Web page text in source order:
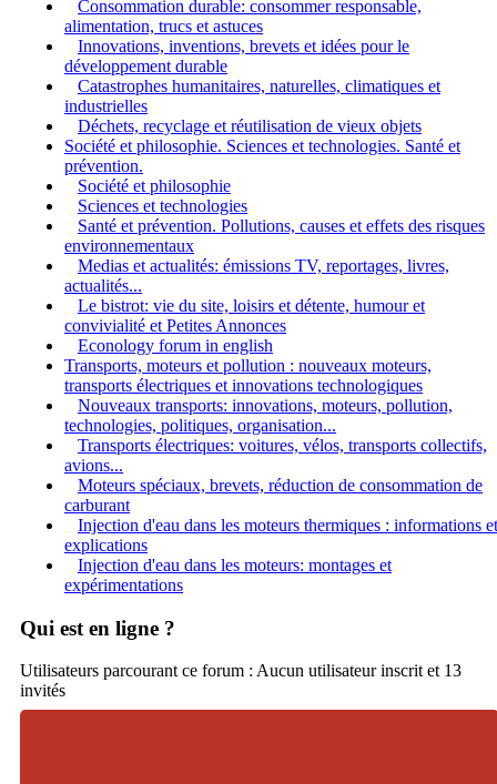
Consommation durable: consommer responsable,
alimentation, trucs et astuces
Innovations, inventions, brevets et idées pour le
développement durable
Catastrophes humanitaires, naturelles, climatiques et
industrielles
Déchets, recyclage et réutilisation de vieux objets
Société et philosophie. Sciences et technologies. Santé et
prévention.
Société et philosophie
Sciences et technologies
Santé et prévention. Pollutions, causes et effets des risques
environnementaux
Medias et actualités: émissions TV, reportages, livres,
actualités...
Le bistrot: vie du site, loisirs et détente, humour et
convivialité et Petites Annonces
Econology forum in english
Transports, moteurs et pollution : nouveaux moteurs,
transports électriques et innovations technologiques
Nouveaux transports: innovations, moteurs, pollution,
technologies, politiques, organisation...
Transports électriques: voitures, vélos, transports collectifs,
avions...
Moteurs spéciaux, brevets, réduction de consommation de
carburant
Injection d'eau dans les moteurs thermiques : informations et
explications
Injection d'eau dans les moteurs: montages et
expérimentations
Qui est en ligne ?
Utilisateurs parcourant ce forum : Aucun utilisateur inscrit et 13
invités